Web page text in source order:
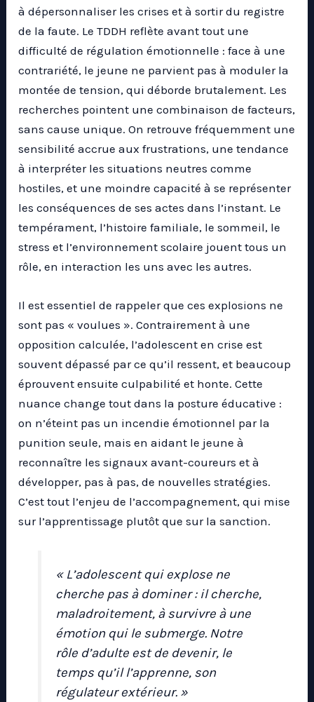
à dépersonnaliser les crises et à sortir du registre
de la faute. Le TDDH reflète avant tout une
difficulté de régulation émotionnelle : face à une
contrariété, le jeune ne parvient pas à moduler la
montée de tension, qui déborde brutalement. Les
recherches pointent une combinaison de facteurs,
sans cause unique. On retrouve fréquemment une
sensibilité accrue aux frustrations, une tendance
à interpréter les situations neutres comme
hostiles, et une moindre capacité à se représenter
les conséquences de ses actes dans l’instant. Le
tempérament, l’histoire familiale, le sommeil, le
stress et l’environnement scolaire jouent tous un
rôle, en interaction les uns avec les autres.
Il est essentiel de rappeler que ces explosions ne
sont pas « voulues ». Contrairement à une
opposition calculée, l’adolescent en crise est
souvent dépassé par ce qu’il ressent, et beaucoup
éprouvent ensuite culpabilité et honte. Cette
nuance change tout dans la posture éducative :
on n’éteint pas un incendie émotionnel par la
punition seule, mais en aidant le jeune à
reconnaître les signaux avant-coureurs et à
développer, pas à pas, de nouvelles stratégies.
C’est tout l’enjeu de l’accompagnement, qui mise
sur l’apprentissage plutôt que sur la sanction.
« L’adolescent qui explose ne
cherche pas à dominer : il cherche,
maladroitement, à survivre à une
émotion qui le submerge. Notre
rôle d’adulte est de devenir, le
temps qu’il l’apprenne, son
régulateur extérieur. »